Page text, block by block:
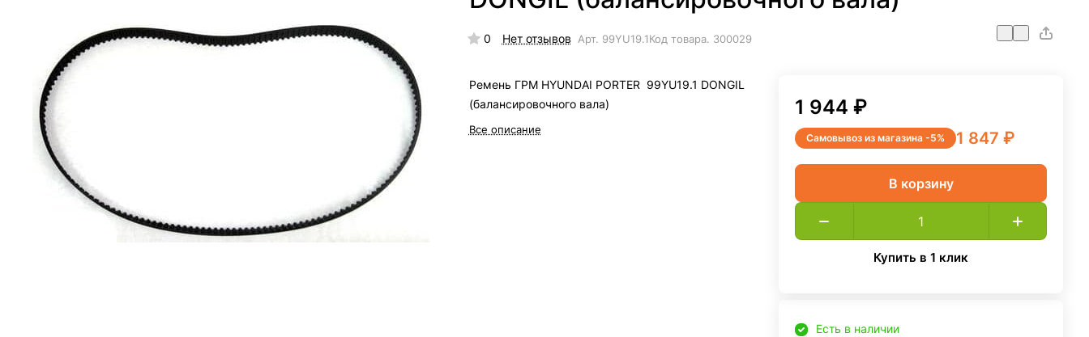
0 Нет отзывов Арт. 99YU19.1Код товара. 300029
Ремень ГРМ HYUNDAI PORTER 99YU19.1 DONGIL
(балансировочного вала)
Все описание
1 944 ₽
Самовывоз из магазина -5% 1 847 ₽
В корзину
Купить в 1 клик
Есть в наличии